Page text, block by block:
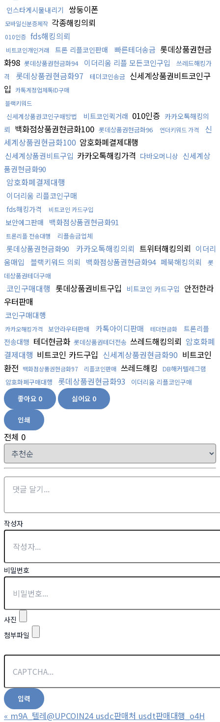
인스타게시물내리기 쌍둥이폰
모바일신분증제작 각종해킹의뢰
010인증 fds해킹의뢰
비트코인개인거래 트론 리플코인판매 빠른테더송금 롯데상품권현금
화98 롯데상품권현금화94 이더리움 리플 모든코인구입
쓰레드해킹가
격
롯데상품권현금화97 테더코인송금 신세계상품권비트코인구
입 카톡계정업체톡ID구매
블랙키워드
신세계상품권코인구매방법 비트코인퀵거래 010인증 카카오톡해킹의
뢰 백화점상품권현금화100 롯데상품권현금화96 언더키워드 가격
신
세계상품권현금화100 암호화폐결제대행
신세계상품권비트구입 카카오톡해킹가격 다바오머니상 신세계상
품권현금화90
암호화폐결제대행
이더리움 리플코인구매
fds해킹가격 비트코인 카드구입
보안에그판매 백화점상품권현금화91
트론리플 전송대행 리플송금업체
롯데상품권현금화90 카카오톡해킹의뢰 트위터해킹의뢰 이더리
움매입
블랙키워드 의뢰 백화점상품권현금화94 페북해킹의뢰
롯
데상품권테더구매
코인구매대행 롯데상품권비트구입 비트코인 카드구입 안전한라
우터판매
코인구매대행
카카오해킹가격 보안라우터판매 카톡아이디판매 테더현금화
트론리플
전송대행 테더현금화 롯데상품권테더전송 쓰레드해킹의뢰 암호화폐
결제대행 비트코인 카드구입 신세계상품권현금화90 비트코인
환전 백화점상품권현금화97 리플코인판매 쓰레드해킹
DB해커텔레그램
암호화폐구매대행
롯데상품권현금화93 이더리움 리플코인구매
좋아요 0 싫어요 0
인쇄
전체 0
작성자
비밀번호
사진
첨부파일
« m9A_텔레@UPCOIN24 usdc판매처 usdt판매대행_o4H